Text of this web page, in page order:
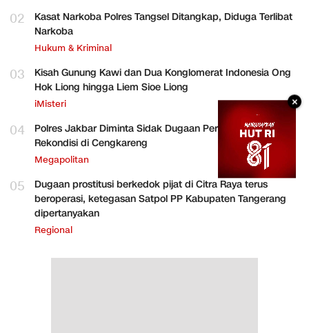
02
Kasat Narkoba Polres Tangsel Ditangkap, Diduga Terlibat
Narkoba
Hukum & Kriminal
03
Kisah Gunung Kawi dan Dua Konglomerat Indonesia Ong
Hok Liong hingga Liem Sioe Liong
iMisteri
04
Polres Jakbar Diminta Sidak Dugaan Perakitan HP
Rekondisi di Cengkareng
Megapolitan
05
Dugaan prostitusi berkedok pijat di Citra Raya terus
beroperasi, ketegasan Satpol PP Kabupaten Tangerang
dipertanyakan
Regional
×